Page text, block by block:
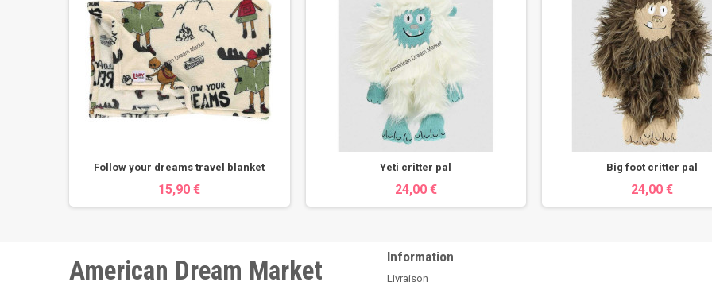
Follow your dreams travel blanket
15,90 €
Yeti critter pal
24,00 €
Big foot critter pal
24,00 €
American Dream Market Information
Livraison